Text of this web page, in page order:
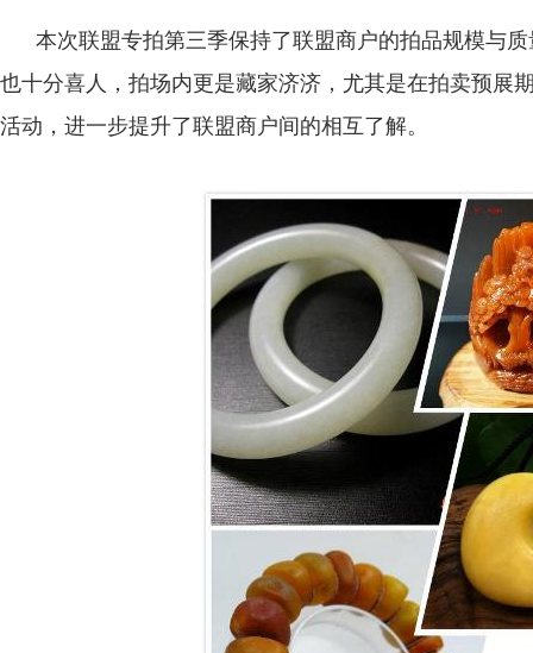
本次联盟专拍第三季保持了联盟商户的拍品规模与质
也十分喜人，拍场内更是藏家济济，尤其是在拍卖预展
活动，进一步提升了联盟商户间的相互了解。